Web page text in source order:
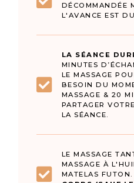
DÉCOMMANDÉE
L'AVANCE EST
LA SÉANCE
MINUTES
LE MASSAGE
BESOIN DU
MASSAGE & 20
PARTAGER
LA SÉANCE.
LE MASSAGE
MASSAGE À
MATELAS